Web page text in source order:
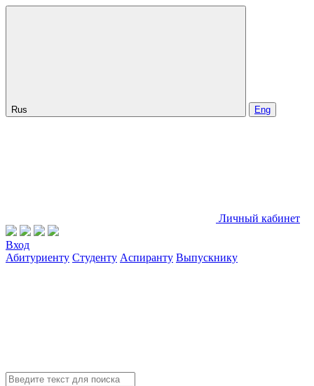
Rus Eng
Личный кабинет
Вход
Абитуриенту Студенту Аспиранту Выпускнику